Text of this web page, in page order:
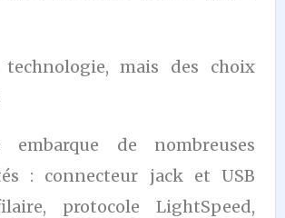
mais des choix
embarque de nombreuses
: connecteur jack et USB
protocole LightSpeed,